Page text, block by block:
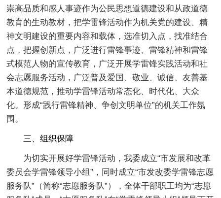
崇高品质和感人事迹作为公民思想道德建设和从政道德
教育的生动教材，把学雷锋活动作为机关党的建设、精
神文明建设的重要内容和载体，选准切入点，找准结合
点，把握创新点，广泛进行雷锋事迹、雷锋精神和雷锋
式模范人物的宣传教育，广泛开展学雷锋实践活动和社
会志愿服务活动，广泛普及爱国、敬业、诚信、友善基
本道德规范，推动学雷锋活动常态化、时代化、大众
化。形成“践行雷锋精神、争创文明单位”的机关工作氛
围。
三、组织保障
为切实开展好学雷锋活动，我委成立“市发展和改革
委员会学雷锋领导小组”，同时成立“市发改委学雷锋志愿
服务队”（简称“志愿服务队”），全体干部职工均为“志愿